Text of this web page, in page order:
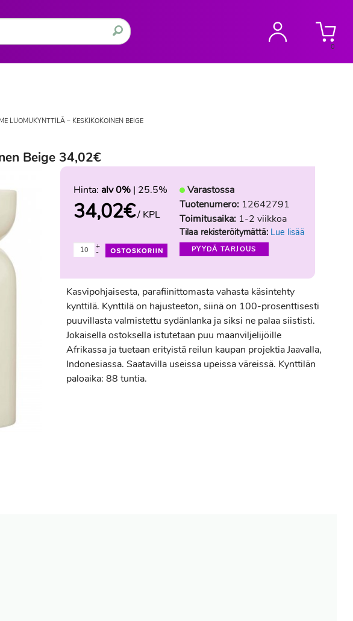
0
LUOMUKYNTTILÄ – KESKIKOKOINEN BEIGE
Beige 34,02€
Hinta: alv 0% | 25.5%
34,02€/ KPL
-
+
Varastossa
Tuotenumero: 12642791
Toimitusaika: 1-2 viikkoa
Tilaa rekisteröitymättä: Lue lisää
PYYDÄ TARJOUS
Kasvipohjaisesta, parafiinittomasta vahasta käsintehty
kynttilä. Kynttilä on hajusteeton, siinä on 100-prosenttisesti
puuvillasta valmistettu sydänlanka ja siksi ne palaa siististi.
Jokaisella ostoksella istutetaan puu maanviljelijöille
Afrikassa ja tuetaan erityistä reilun kaupan projektia Jaavalla,
Indonesiassa. Saatavilla useissa upeissa väreissä. Kynttilän
paloaika: 88 tuntia.